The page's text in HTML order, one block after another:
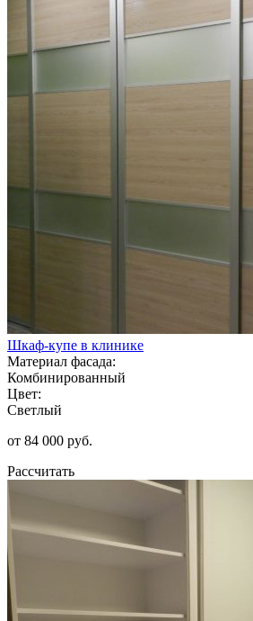
Шкаф-купе в клинике
Материал фасада:
Комбинированный
Цвет:
Светлый
от 84 000 руб.
Рассчитать